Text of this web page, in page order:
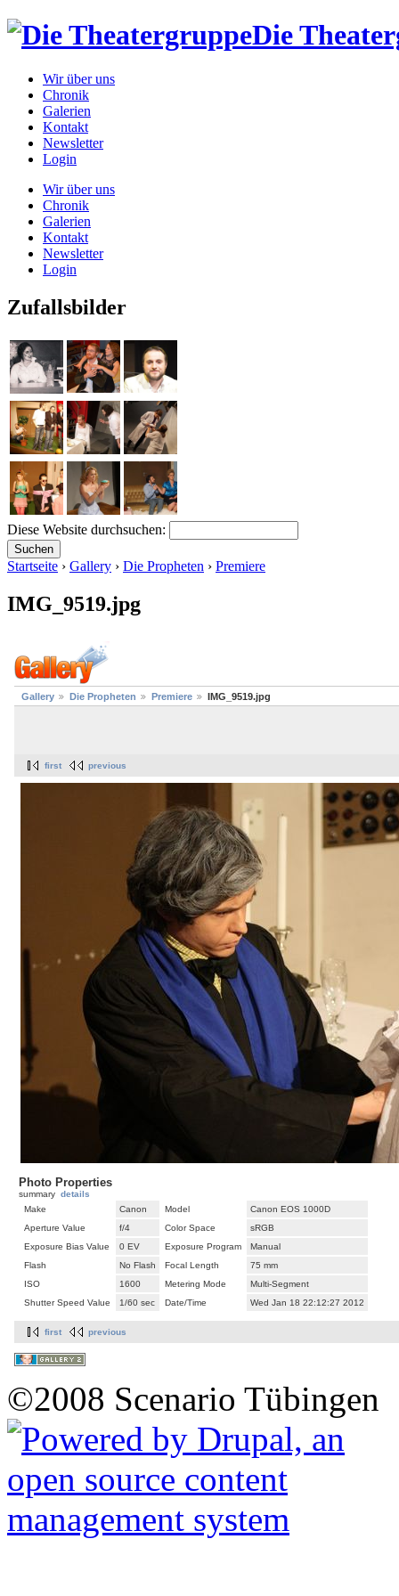
Die
Wir über uns
Chronik
Galerien
Kontakt
Newsletter
Login
Wir über uns
Chronik
Galerien
Kontakt
Newsletter
Login
Zufallsbilder
Diese Website durchsuchen:
Startseite › Gallery › Die Propheten › Premiere
IMG_9519.jpg
Gallery Die Propheten Premiere IMG_9519.jpg
first previous
Photo Properties
summary details
Make
Canon Model
Canon EOS 1000D
Aperture Value
f/4 Color Space
sRGB
Exposure Bias Value
0 EV Exposure Program
Manual
Flash
No Flash Focal Length
75 mm
ISO
1600 Metering Mode
Multi-Segment
Shutter Speed Value
1/60 sec Date/Time Wed Jan 18 22:12:27 2012
first previous
©2008 Scenario Tübingen